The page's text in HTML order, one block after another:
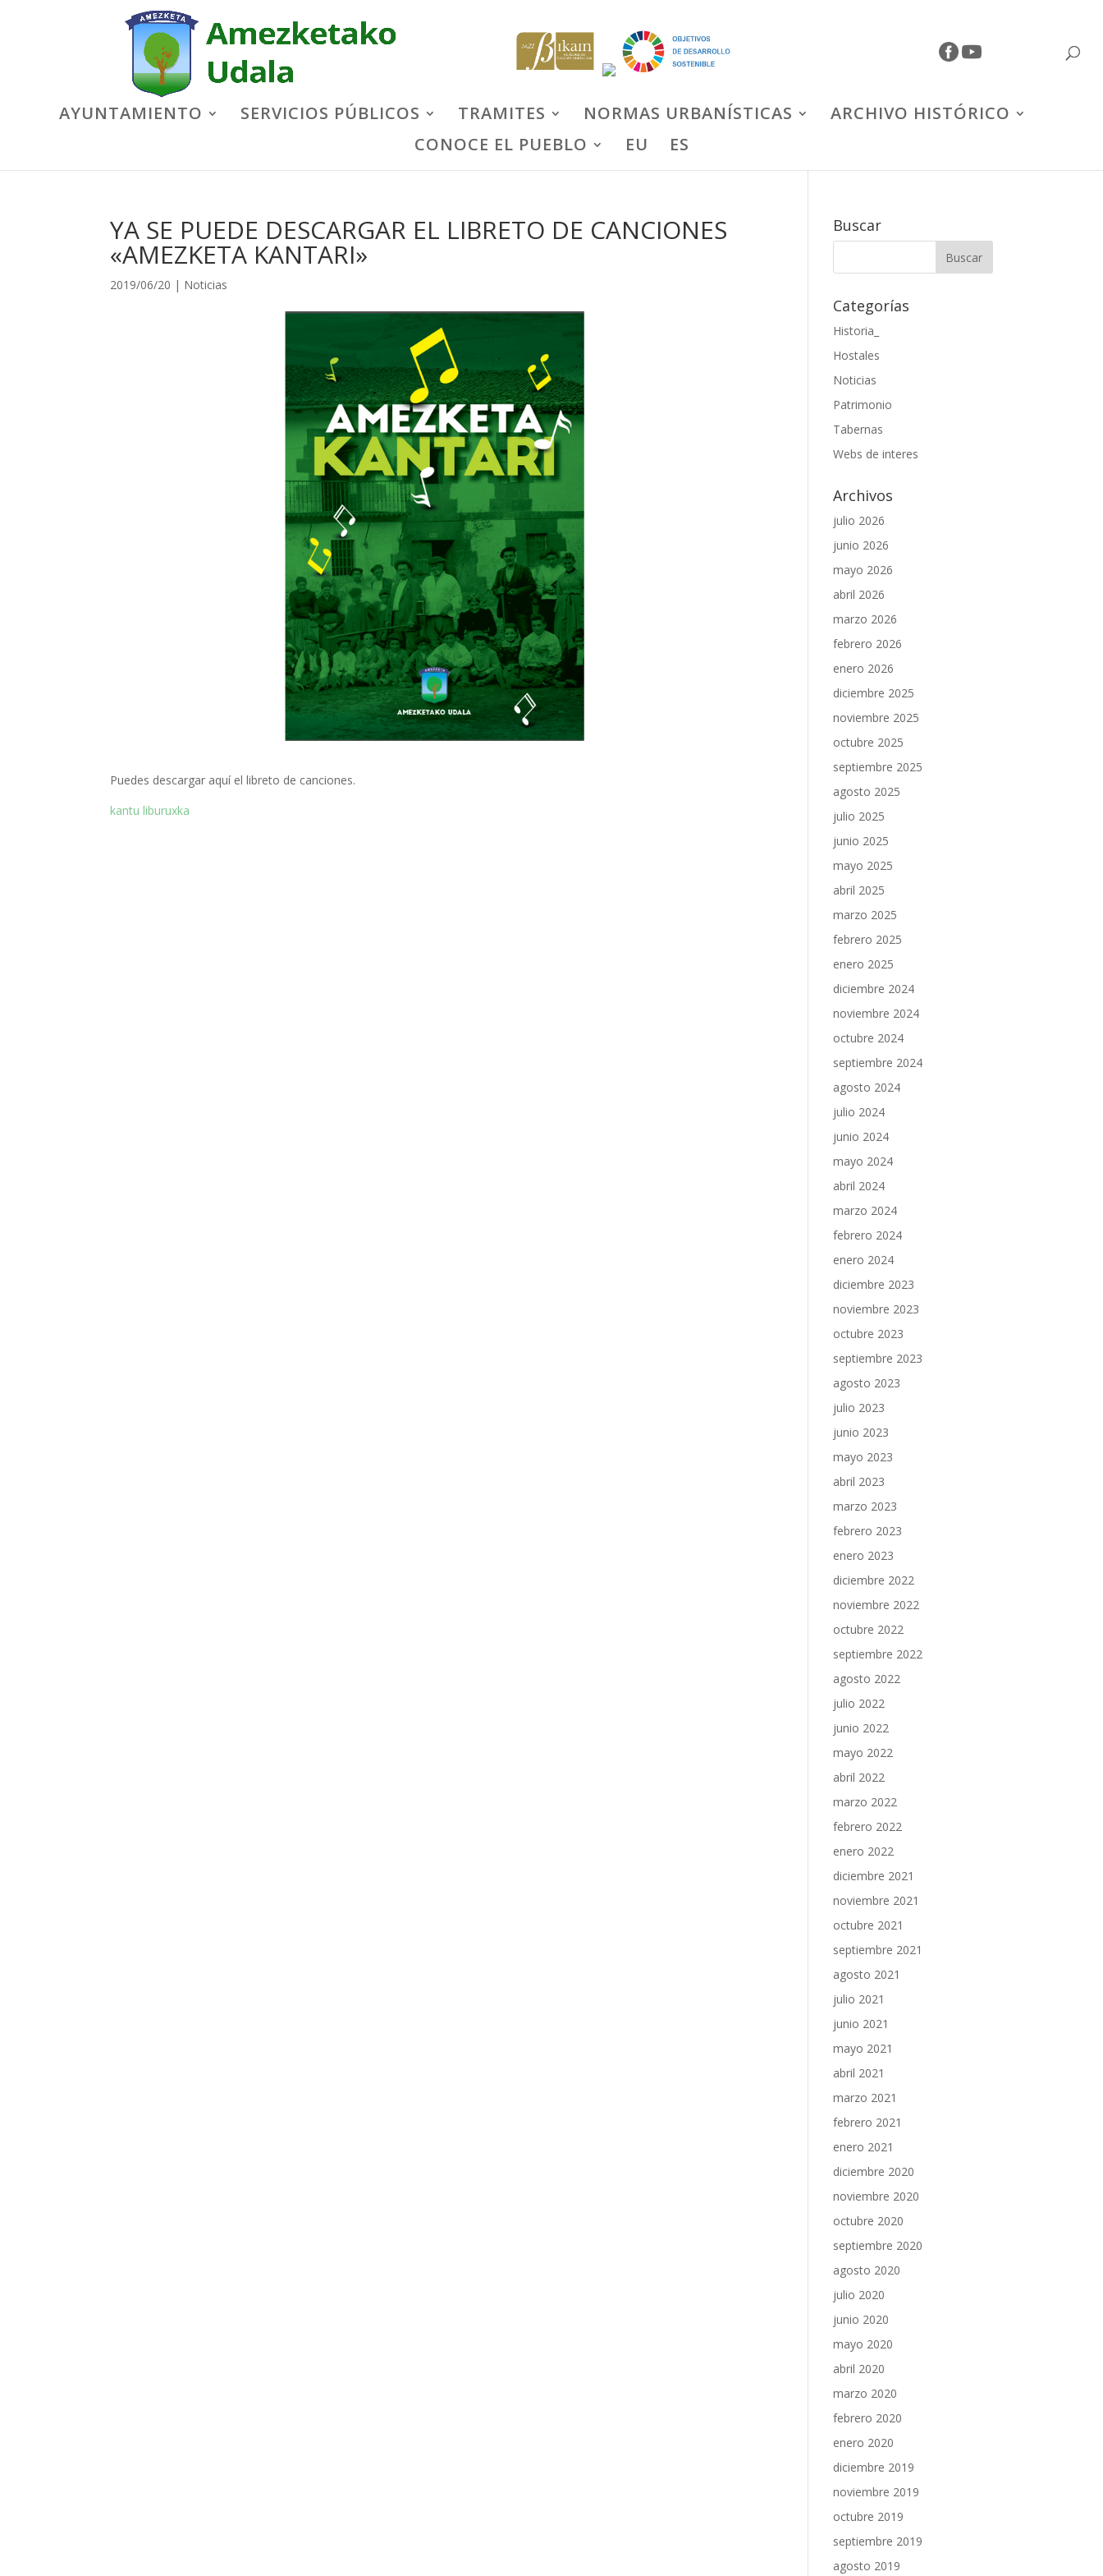
AYUNTAMIENTO SERVICIOS PÚBLICOS TRAMITES NORMAS URBANÍSTICAS
ARCHIVO HISTÓRICO
CONOCE EL PUEBLO
EU ES
YA SE PUEDE DESCARGAR EL LIBRETO DE CANCIONES
«AMEZKETA KANTARI»
2019/06/20 | Noticias
Puedes descargar aquí el libreto de canciones.
kantu liburuxka
Buscar
Categorías
Historia_
Hostales
Noticias
Patrimonio
Tabernas
Webs de interes
Archivos
julio 2026
junio 2026
mayo 2026
abril 2026
marzo 2026
febrero 2026
enero 2026
diciembre 2025
noviembre 2025
octubre 2025
septiembre 2025
agosto 2025
julio 2025
junio 2025
mayo 2025
abril 2025
marzo 2025
febrero 2025
enero 2025
diciembre 2024
noviembre 2024
octubre 2024
septiembre 2024
agosto 2024
julio 2024
junio 2024
mayo 2024
abril 2024
marzo 2024
febrero 2024
enero 2024
diciembre 2023
noviembre 2023
octubre 2023
septiembre 2023
agosto 2023
julio 2023
junio 2023
mayo 2023
abril 2023
marzo 2023
febrero 2023
enero 2023
diciembre 2022
noviembre 2022
octubre 2022
septiembre 2022
agosto 2022
julio 2022
junio 2022
mayo 2022
abril 2022
marzo 2022
febrero 2022
enero 2022
diciembre 2021
noviembre 2021
octubre 2021
septiembre 2021
agosto 2021
julio 2021
junio 2021
mayo 2021
abril 2021
marzo 2021
febrero 2021
enero 2021
diciembre 2020
noviembre 2020
octubre 2020
septiembre 2020
agosto 2020
julio 2020
junio 2020
mayo 2020
abril 2020
marzo 2020
febrero 2020
enero 2020
diciembre 2019
noviembre 2019
octubre 2019
septiembre 2019
agosto 2019